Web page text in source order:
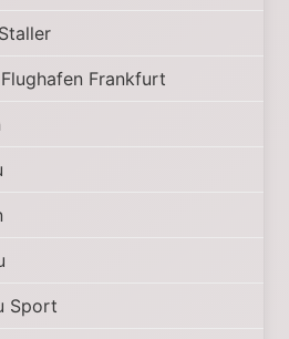
Frankfurt
Sport